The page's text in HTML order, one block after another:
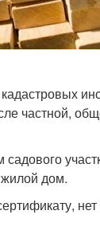
частной,
садового
жилой дом.